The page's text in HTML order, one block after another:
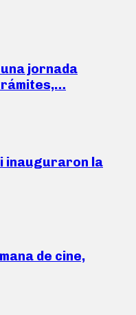
jornada
inauguraron la
de cine,